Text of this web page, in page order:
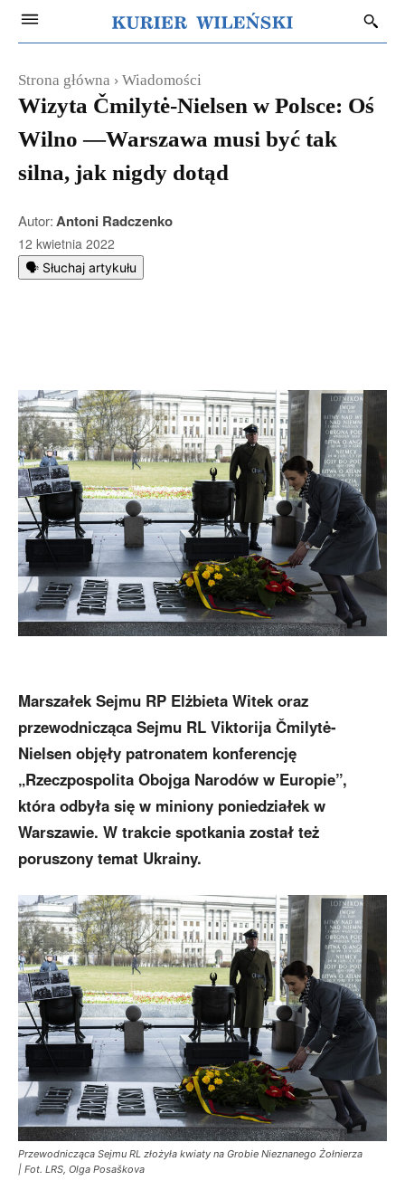
Strona główna Wiadomości
Wizyta Čmilytė-Nielsen w Polsce: Oś
Wilno —Warszawa musi być tak
silna, jak nigdy dotąd
Autor:Antoni Radczenko
12 kwietnia 2022
🗣️ Słuchaj artykułu
Marszałek Sejmu RP Elżbieta Witek oraz
przewodnicząca Sejmu RL Viktorija Čmilytė-
Nielsen objęły patronatem konferencję
„Rzeczpospolita Obojga Narodów w Europie”,
która odbyła się w miniony poniedziałek w
Warszawie. W trakcie spotkania został też
poruszony temat Ukrainy.
Przewodnicząca Sejmu RL złożyła kwiaty na Grobie Nieznanego Żołnierza
| Fot. LRS, Olga Posaškova